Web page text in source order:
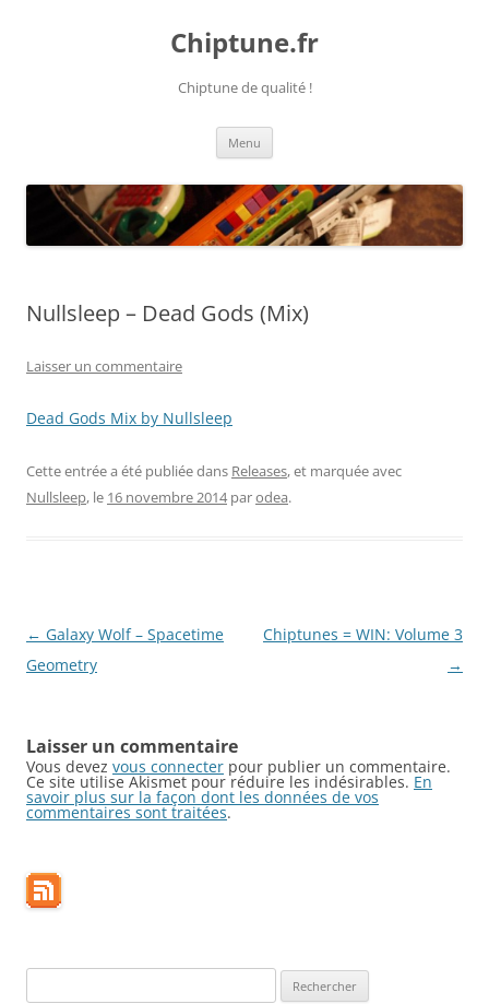
Chiptune.fr
Chiptune de qualité !
Menu
Nullsleep – Dead Gods (Mix)
Laisser un commentaire
Dead Gods Mix by Nullsleep
Cette entrée a été publiée dans Releases, et marquée avec
Nullsleep, le 16 novembre 2014 parodea.
Navigation
des
← Galaxy Wolf – Spacetime
Geometry
Chiptunes = WIN: Volume 3
→
Laisser un commentaire
Vous devez vous connecter pour publier un commentaire.
Ce site utilise Akismet pour réduire les indésirables. En
savoir plus sur la façon dont les données de vos
commentaires sont traitées.